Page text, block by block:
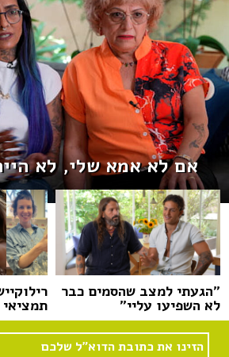
אם לא אמא שלי, לא
"הגעתי למצב שהסמים כבר
לא השפיעו עליי"